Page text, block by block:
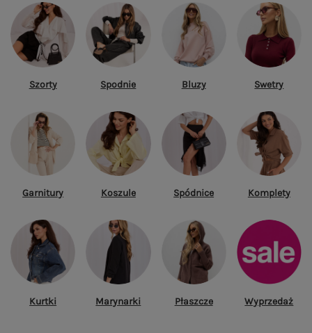
Szorty Spodnie Bluzy Swetry
Garnitury Koszule Spódnice Komplety
Kurtki Marynarki Płaszcze Wyprzedaż